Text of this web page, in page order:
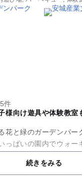
件
向け遊具や体験教室
花と緑のガーデンパー
っぱいの園内でウォー
かい季節にはジャブジ
続きをみる